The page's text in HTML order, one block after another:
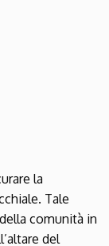
la
Tale
comunità in
del